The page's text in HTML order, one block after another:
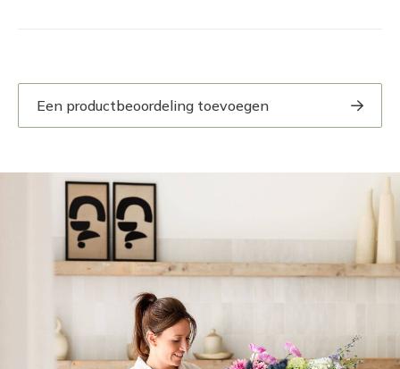
Een productbeoordeling toevoegen